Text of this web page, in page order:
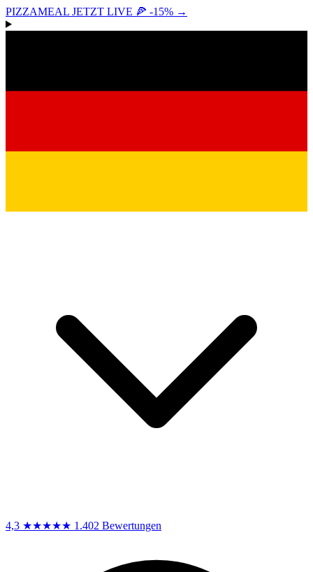
PIZZAMEAL JETZT LIVE 🍕 -15% →
4,3 ★★★★★ 1.402 Bewertungen